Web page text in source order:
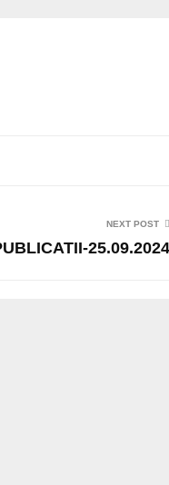
NEXT POST
25.09.2024